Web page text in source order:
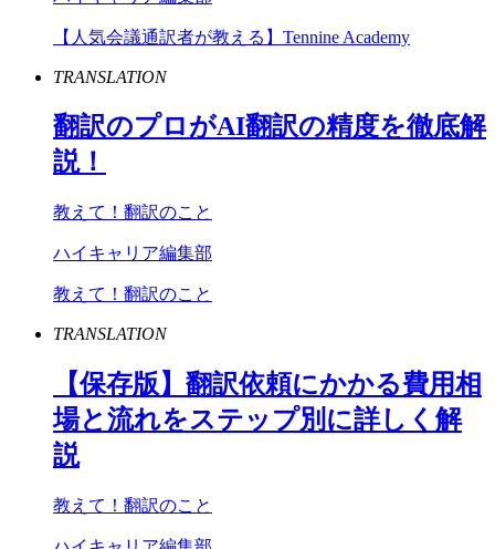
【人気会議通訳者が教える】Tennine Academy
TRANSLATION
翻訳のプロがAI翻訳の精度を徹底解
説！
教えて！翻訳のこと
ハイキャリア編集部
教えて！翻訳のこと
TRANSLATION
【保存版】翻訳依頼にかかる費用相
場と流れをステップ別に詳しく解
説
教えて！翻訳のこと